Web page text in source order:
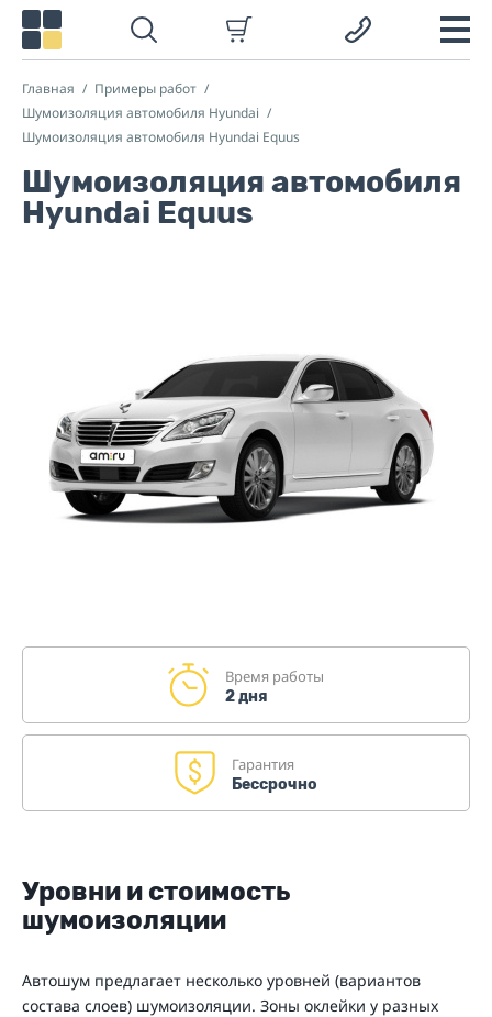
Главная
Примеры работ
Шумоизоляция автомобиля Hyundai
Шумоизоляция автомобиля Hyundai Equus
Шумоизоляция автомобиля
Hyundai Equus
Время работы
2 дня
Гарантия
Бессрочно
Уровни и стоимость
шумоизоляции
Автошум предлагает несколько уровней (вариантов
состава слоев) шумоизоляции. Зоны оклейки у разных